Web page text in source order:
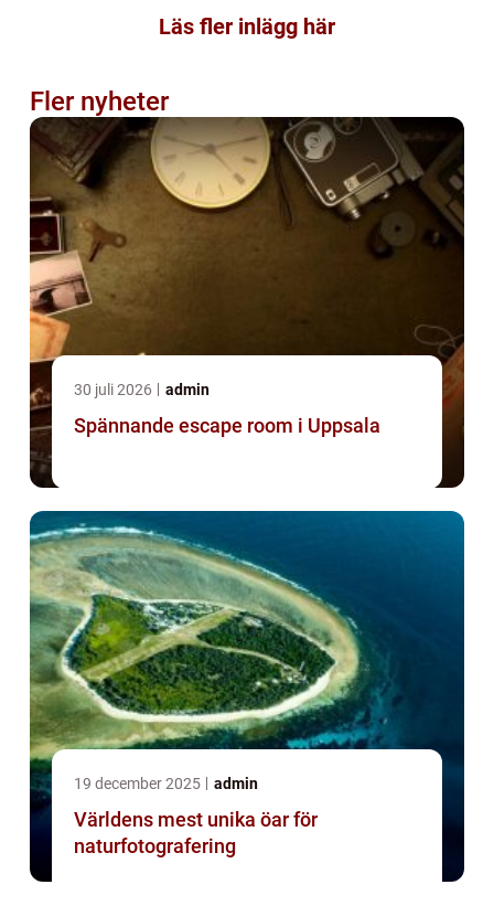
Läs fler inlägg här
Fler nyheter
30 juli 2026 admin
Spännande escape room i Uppsala
19 december 2025 admin
Världens mest unika öar för
naturfotografering